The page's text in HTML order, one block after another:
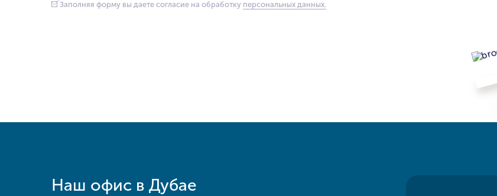
Заполняя форму вы даете согласие на обработку персональных данных.
Наш офис в Дубае